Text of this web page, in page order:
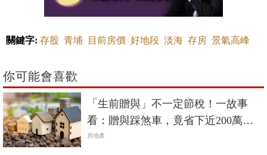
關鍵字: 存股 青埔 目前房價 好地段 淡海 存房 景氣高峰
你可能會喜歡
「生前贈與」不一定節稅！一故事
看：贈與踩煞車，竟省下近200萬稅
金
房地產